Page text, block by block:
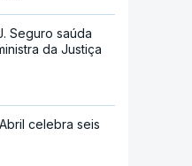
Seguro saúda
da Justiça
celebra seis